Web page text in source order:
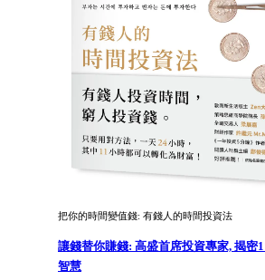
把你的時間變值錢: 有錢人的時間投資法
讓錢替你賺錢: 高盛首席投資專家, 揭密
智慧